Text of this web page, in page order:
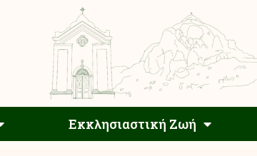
Εκκλησιαστική Ζωή
Αρχιεπισκοπή Εκκλησιαστική Ζωή